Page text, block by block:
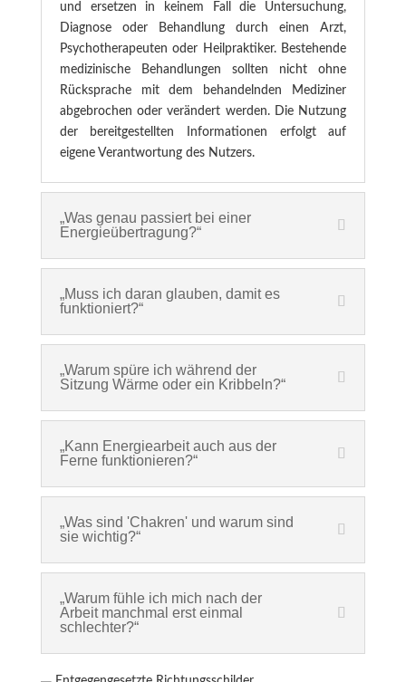
und ersetzen in keinem Fall die Untersuchung,
Diagnose oder Behandlung durch einen Arzt,
Psychotherapeuten oder Heilpraktiker. Bestehende
medizinische Behandlungen sollten nicht ohne
Rücksprache mit dem behandelnden Mediziner
abgebrochen oder verändert werden. Die Nutzung
der bereitgestellten Informationen erfolgt auf
eigene Verantwortung des Nutzers.
„Was genau passiert bei einer
Energieübertragung?“
„Muss ich daran glauben, damit es
funktioniert?“
„Warum spüre ich während der
Sitzung Wärme oder ein Kribbeln?“
„Kann Energiearbeit auch aus der
Ferne funktionieren?“
„Was sind 'Chakren' und warum sind
sie wichtig?“
„Warum fühle ich mich nach der
Arbeit manchmal erst einmal
schlechter?“